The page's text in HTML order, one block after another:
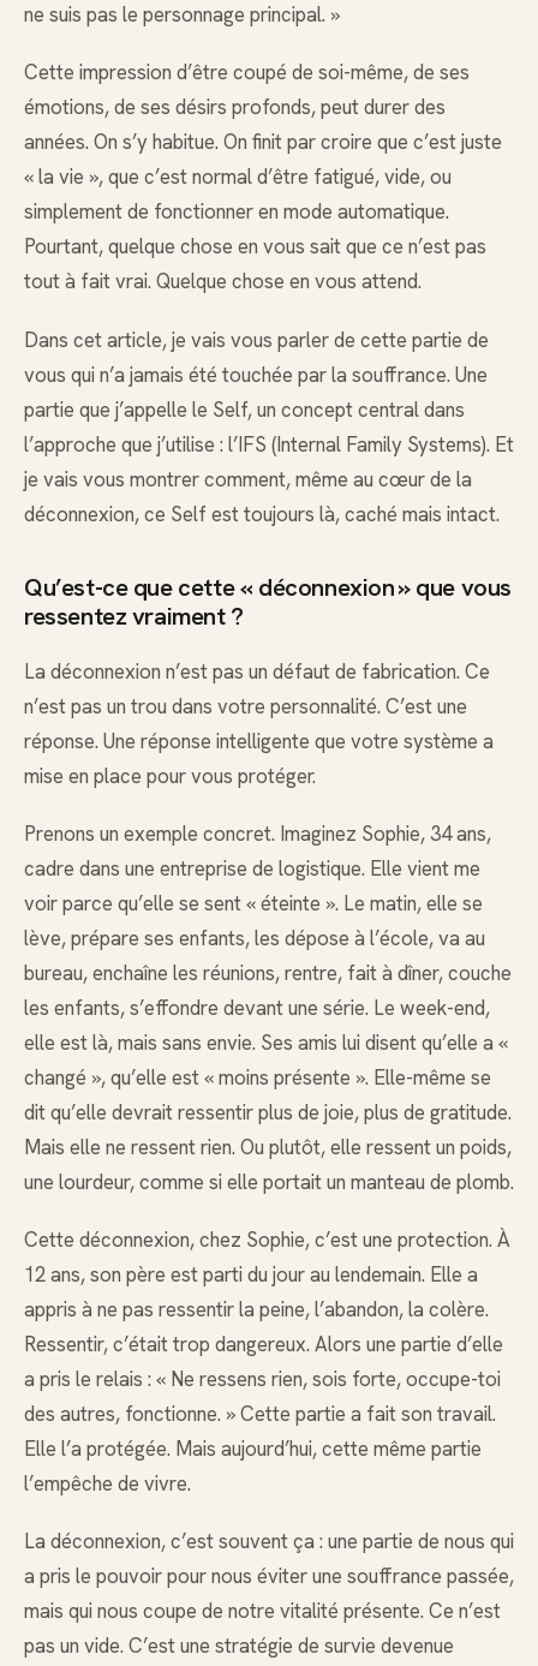
ne suis pas le personnage principal. »
Cette impression d’être coupé de soi-même, de ses
émotions, de ses désirs profonds, peut durer des
années. On s’y habitue. On finit par croire que c’est juste
« la vie », que c’est normal d’être fatigué, vide, ou
simplement de fonctionner en mode automatique.
Pourtant, quelque chose en vous sait que ce n’est pas
tout à fait vrai. Quelque chose en vous attend.
Dans cet article, je vais vous parler de cette partie de
vous qui n’a jamais été touchée par la souffrance. Une
partie que j’appelle le Self, un concept central dans
l’approche que j’utilise : l’IFS (Internal Family Systems). Et
je vais vous montrer comment, même au cœur de la
déconnexion, ce Self est toujours là, caché mais intact.
Qu’est-ce que cette « déconnexion » que vous
ressentez vraiment ?
La déconnexion n’est pas un défaut de fabrication. Ce
n’est pas un trou dans votre personnalité. C’est une
réponse. Une réponse intelligente que votre système a
mise en place pour vous protéger.
Prenons un exemple concret. Imaginez Sophie, 34 ans,
cadre dans une entreprise de logistique. Elle vient me
voir parce qu’elle se sent « éteinte ». Le matin, elle se
lève, prépare ses enfants, les dépose à l’école, va au
bureau, enchaîne les réunions, rentre, fait à dîner, couche
les enfants, s’effondre devant une série. Le week-end,
elle est là, mais sans envie. Ses amis lui disent qu’elle a «
changé », qu’elle est « moins présente ». Elle-même se
dit qu’elle devrait ressentir plus de joie, plus de gratitude.
Mais elle ne ressent rien. Ou plutôt, elle ressent un poids,
une lourdeur, comme si elle portait un manteau de plomb.
Cette déconnexion, chez Sophie, c’est une protection. À
12 ans, son père est parti du jour au lendemain. Elle a
appris à ne pas ressentir la peine, l’abandon, la colère.
Ressentir, c’était trop dangereux. Alors une partie d’elle
a pris le relais : « Ne ressens rien, sois forte, occupe-toi
des autres, fonctionne. » Cette partie a fait son travail.
Elle l’a protégée. Mais aujourd’hui, cette même partie
l’empêche de vivre.
La déconnexion, c’est souvent ça : une partie de nous qui
a pris le pouvoir pour nous éviter une souffrance passée,
mais qui nous coupe de notre vitalité présente. Ce n’est
pas un vide. C’est une stratégie de survie devenue